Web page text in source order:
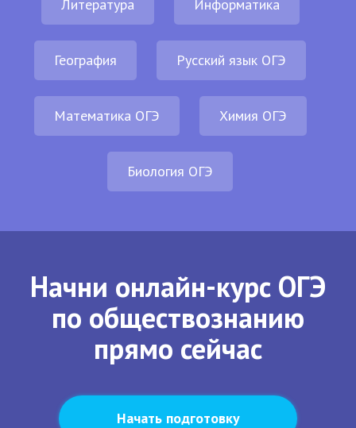
Литература Информатика
География Русский язык ОГЭ
Математика ОГЭ Химия ОГЭ
Биология ОГЭ
Начни онлайн-курс ОГЭ
по обществознанию
прямо сейчас
Начать подготовку